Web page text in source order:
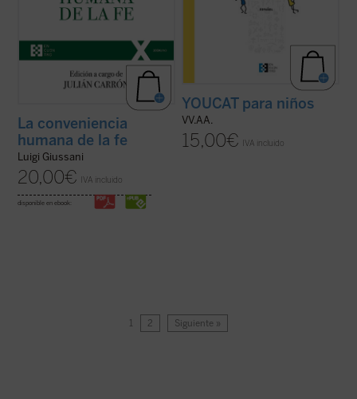
La conveniencia
humana de la fe
Luigi Giussani
20,00€ IVA incluido
disponible en ebook:
YOUCAT para niños
VV.AA.
15,00€ IVA incluido
1 2 Siguiente »